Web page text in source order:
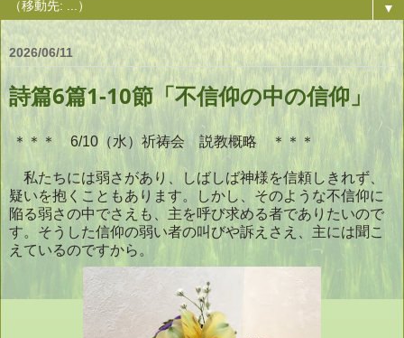
▼
2026/06/11
詩篇6篇1-10節「不信仰の中の信仰」
＊＊＊ 6/10（水）祈祷会 説教概略 ＊＊＊
私たちには弱さがあり、しばしば神様を信頼しきれず、
疑いを抱くこともあります。しかし、そのような不信仰に
陥る弱さの中でさえも、主を呼び求める者でありたいので
す。そうした信仰の弱い者の叫びや訴えさえ、主には聞こ
えているのですから。